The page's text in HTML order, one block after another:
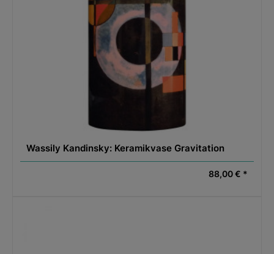
Wassily Kandinsky: Keramikvase Gravitation
88,00 € *